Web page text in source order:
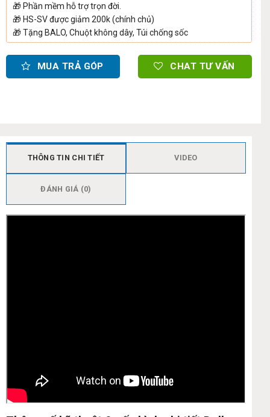
🎁 Phần mềm hỗ trợ trọn đời.
🎁 HS-SV được giảm 200k (chính chủ)
🎁Tặng BALO, Chuột không dây, Túi chống sốc
MUA TRẢ GÓP CHAT TƯ VẤN
THÔNG TIN CHI TIẾT VIDEO
ĐÁNH GIÁ (0)